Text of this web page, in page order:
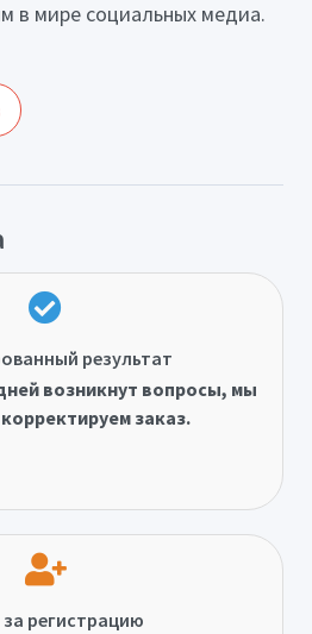
в мире социальных медиа.
результат
возникнут вопросы, мы
заказ.
регистрацию